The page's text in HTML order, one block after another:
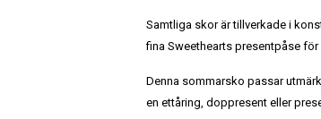
Samtliga skor är tillverkade i
fina Sweethearts presentpåse
Denna sommarsko passar
en ettåring, doppresent eller